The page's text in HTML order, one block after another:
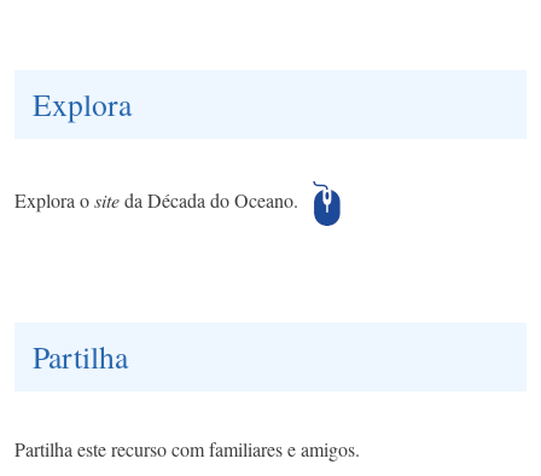
Explora
Explora ositeda Década do Oceano.
Partilha
Partilha este recurso com familiares e amigos.